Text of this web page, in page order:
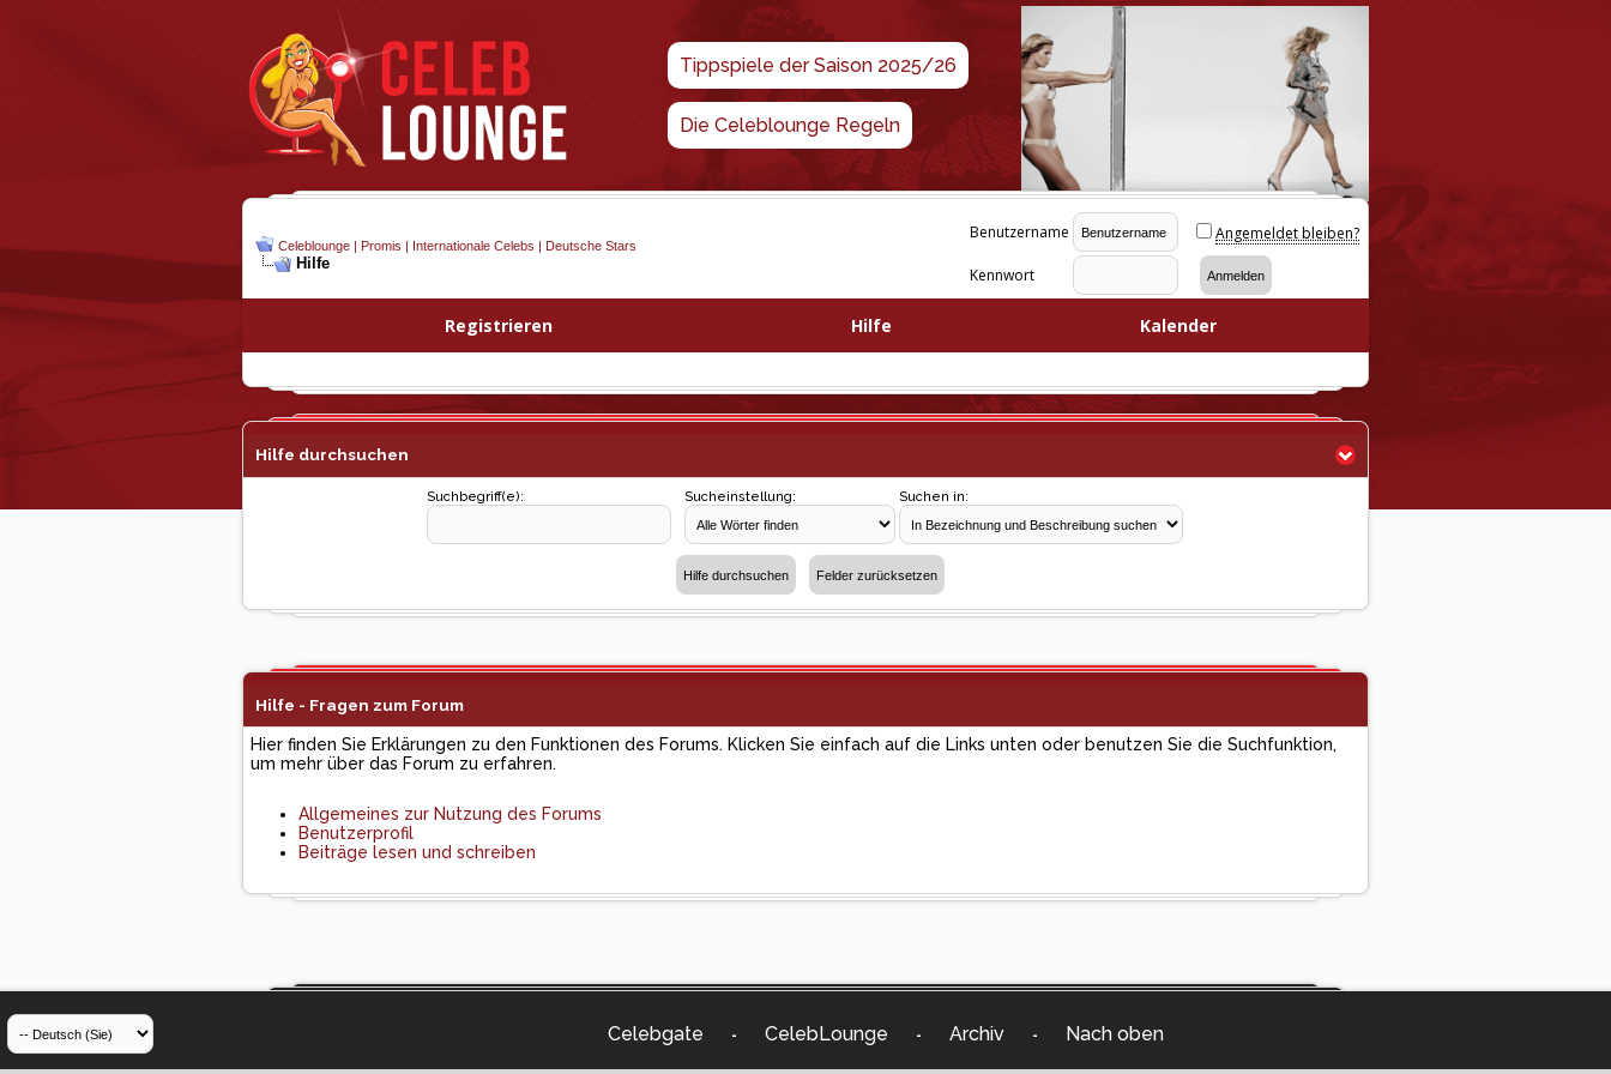
Tippspiele der Saison 2025/26
Die Celeblounge Regeln
Celeblounge | Promis | Internationale Celebs | Deutsche Stars
Hilfe
Benutzername Angemeldet bleiben?
Kennwort
Registrieren Hilfe Kalender
Hilfe durchsuchen
Suchbegriff(e): Sucheinstellung: Suchen in:
Hilfe - Fragen zum Forum
Hier finden Sie Erklärungen zu den Funktionen des Forums. Klicken Sie einfach auf die Links unten oder benutzen Sie die Suchfunktion,
um mehr über das Forum zu erfahren.
Allgemeines zur Nutzung des Forums
Benutzerprofil
Beiträge lesen und schreiben
Celebgate - CelebLounge - Archiv - Nach oben